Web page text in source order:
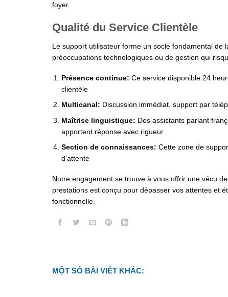
foyer.
Qualité du Service Clientèle
Le support utilisateur forme un socle fondamental de
préoccupations technologiques ou de gestion qui
Présence continue: Ce service disponible 24
clientèle
Multicanal: Discussion immédiat, support par
Maîtrise linguistique: Des assistants parlant
apportent réponse avec rigueur
Section de connaissances: Cette zone de
d’attente
Notre engagement se trouve à vous offrir une vécu
prestations est conçu pour dépasser vos attentes et
fonctionnelle.
MỘT SỐ BÀI VIẾT KHÁC: